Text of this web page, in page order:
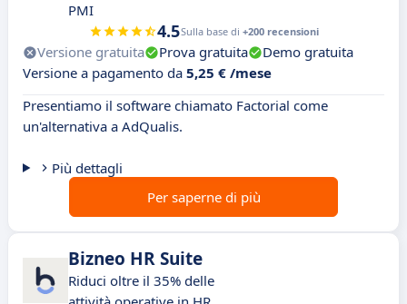
PMI
4.5Sulla base di +200 recensioni
Versione gratuita Prova gratuita
Demo gratuita
Versione a pagamento da 5,25 € /mese
Presentiamo il software chiamato Factorial come
un'alternativa a AdQualis.
Più dettagli
Per saperne di più
Bizneo HR Suite
Riduci oltre il 35% delle